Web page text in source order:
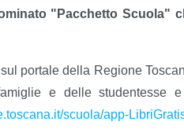
"Pacchetto Scuola"
portale della Regione
e delle studentesse
scuola/app-